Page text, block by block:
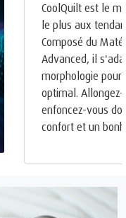
CoolQuilt est le
le plus aux
Composé du
Advanced, il
morphologie pour
optimal.
enfoncez-vous
confort et un